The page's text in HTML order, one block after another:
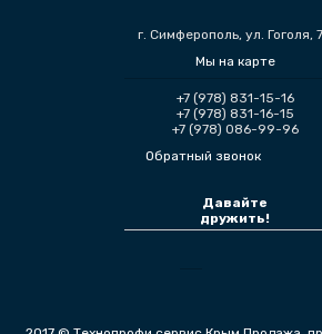
г. Симферополь, ул. Гоголя,
Мы на карте
+7 (978) 831-15-16
+7 (978) 831-16-15
+7 (978) 086-99-96
Обратный звонок
Давайте
дружить!